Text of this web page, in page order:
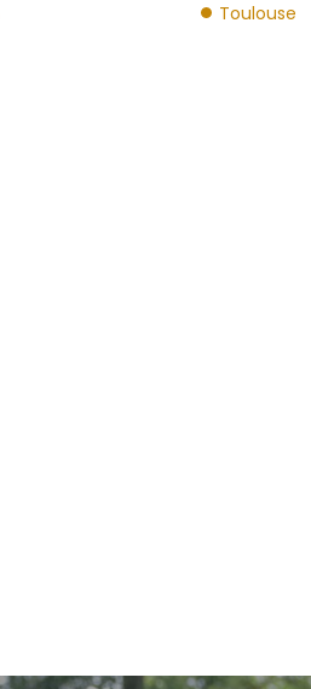
Toulouse